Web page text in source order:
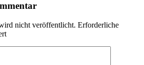
nicht veröffentlicht. Erforderliche